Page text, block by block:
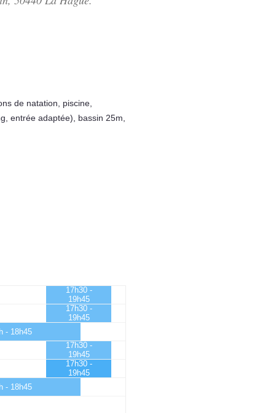
de natation piscine
entrée adaptée) bassin 25m
17h30 -
19h45
17h30 -
19h45
- 18h45
17h30 -
19h45
17h30 -
19h45
- 18h45